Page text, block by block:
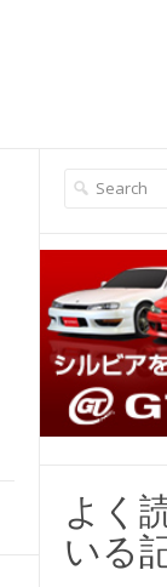
よく
いる